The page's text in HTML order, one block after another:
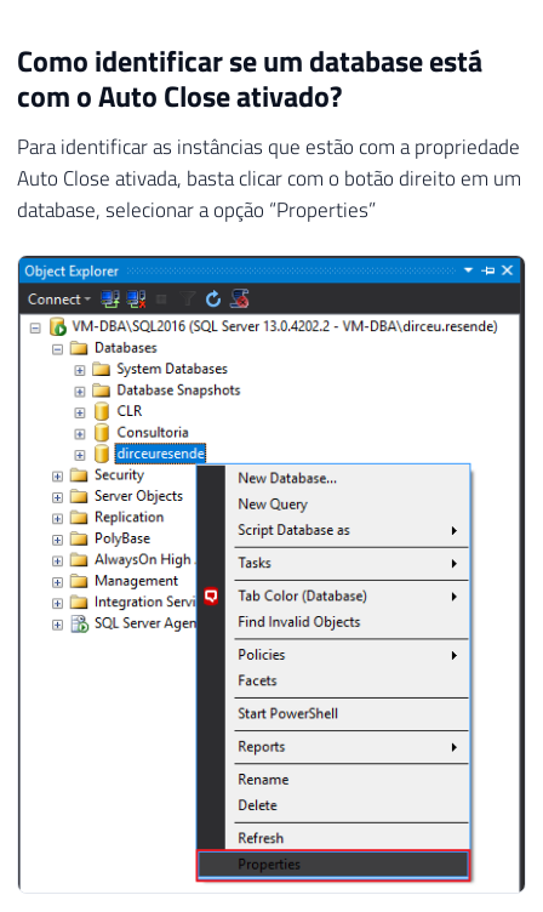
Como identificar se um database está
com o Auto Close ativado?
Para identificar as instâncias que estão com a propriedade
Auto Close ativada, basta clicar com o botão direito em um
database, selecionar a opção “Properties”